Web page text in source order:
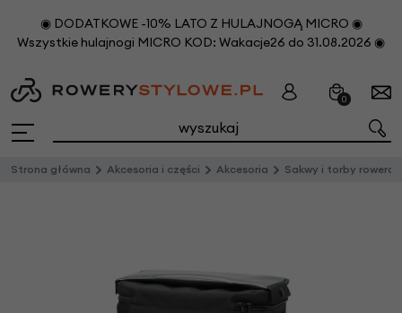
◉ DODATKOWE -10% LATO Z HULAJNOGĄ MICRO ◉
Wszystkie hulajnogi MICRO KOD: Wakacje26 do 31.08.2026 ◉
0
Strona główna Akcesoria i części Akcesoria Sakwy i torby